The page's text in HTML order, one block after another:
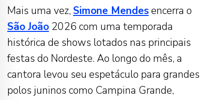
Mais uma vez, Simone Mendesencerra o
São João 2026 com uma temporada
histórica de shows lotados nas principais
festas do Nordeste. Ao longo do mês, a
cantora levou seu espetáculo para grandes
polos juninos como Campina Grande,